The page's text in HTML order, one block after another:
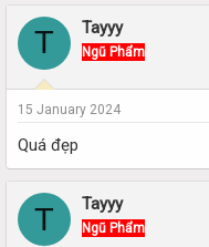
T Tayyy
Ngũ Phẩm
15 January 2024
Quá đẹp
T Tayyy
Ngũ Phẩm